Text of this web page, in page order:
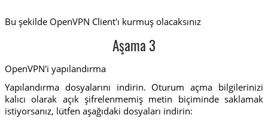
Bu şekilde OpenVPN Client'ı kurmuş olacaksınız
Aşama 3
OpenVPN'i yapılandırma
Yapılandırma dosyalarını indirin. Oturum açma bilgilerinizi
kalıcı olarak açık şifrelenmemiş metin biçiminde saklamak
istiyorsanız, lütfen aşağıdaki dosyaları indirin: